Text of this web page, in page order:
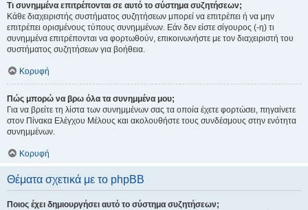
Τι συνημμένα επιτρέπονται σε αυτό το σύστημα συζητήσεων;
Κάθε διαχειριστής συστήματος συζητήσεων μπορεί να επιτρέπει ή να μην
επιτρέπει ορισμένους τύπους συνημμένων. Εάν δεν είστε σίγουρος (-η) τι
συνημμένα επιτρέπονται να φορτωθούν, επικοινωνήστε με τον διαχειριστή του
συστήματος συζητήσεων για βοήθεια.
Κορυφή
Πώς μπορώ να βρω όλα τα συνημμένα μου;
Για να βρείτε τη λίστα των συνημμένων σας τα οποία έχετε φορτώσει, πηγαίνετε
στον Πίνακα Ελέγχου Μέλους και ακολουθήστε τους συνδέσμους στην ενότητα
συνημμένων.
Κορυφή
Θέματα σχετικά με το phpBB
Ποιος έχει δημιουργήσει αυτό το σύστημα συζητήσεων;